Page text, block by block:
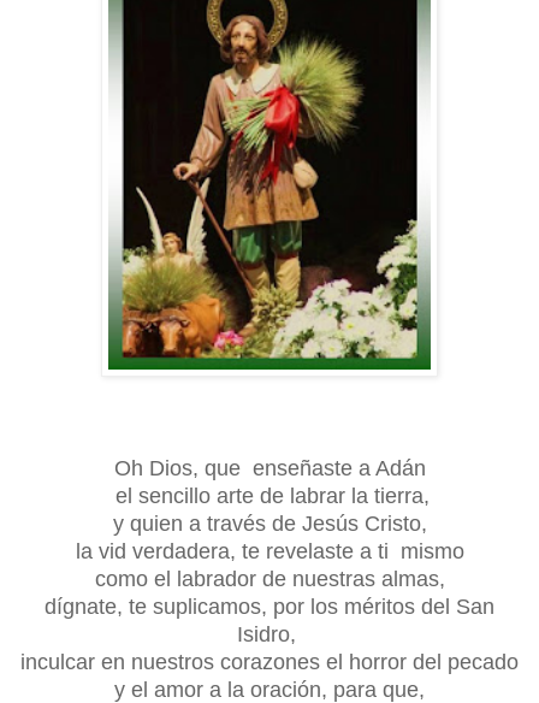
Oh Dios, que enseñaste a Adán
el sencillo arte de labrar la tierra,
y quien a través de Jesús Cristo,
la vid verdadera, te revelaste a ti mismo
como el labrador de nuestras almas,
dígnate, te suplicamos, por los méritos del San
Isidro,
inculcar en nuestros corazones el horror del pecado
y el amor a la oración, para que,